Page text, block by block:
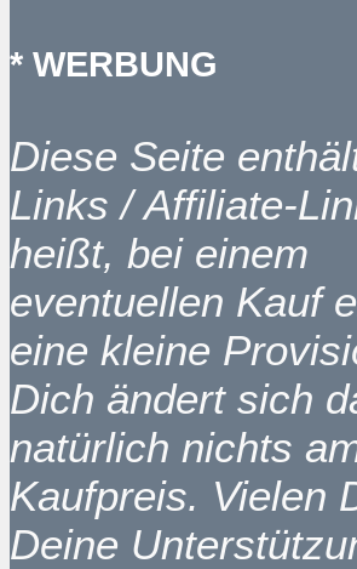
* WERBUNG
Diese Seite
Links / Affiliate-
heißt, bei einem
eventuellen Kauf
eine kleine
Dich ändert sich
natürlich nichts
Kaufpreis. Vielen
Deine